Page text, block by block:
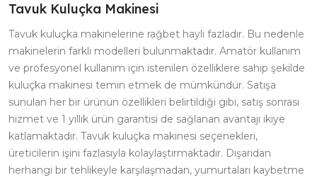
Tavuk Kuluçka Makinesi
Tavuk kuluçka makinelerine rağbet hayli fazladır. Bu nedenle
makinelerin farklı modelleri bulunmaktadır. Amatör kullanım
ve profesyonel kullanım için istenilen özelliklere sahip şekilde
kuluçka makinesi temin etmek de mümkündür. Satışa
sunulan her bir ürünün özellikleri belirtildiği gibi, satış sonrası
hizmet ve 1 yıllık ürün garantisi de sağlanan avantajı ikiye
katlamaktadır. Tavuk kuluçka makinesi seçenekleri,
üreticilerin işini fazlasıyla kolaylaştırmaktadır. Dışarıdan
herhangi bir tehlikeyle karşılaşmadan, yumurtaları kaybetme